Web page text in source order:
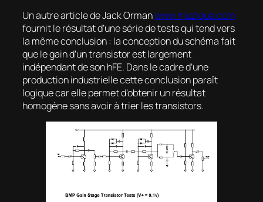
Un autre article de Jack Ormanwww.muzique.com
fournit le résultat d’une série de tests qui tend vers
la même conclusion : la conception du schéma fait
que le gain d’un transistor est largement
indépendant de son hFE. Dans le cadre d’une
production industrielle cette conclusion paraît
logique car elle permet d’obtenir un résultat
homogène sans avoir à trier les transistors.